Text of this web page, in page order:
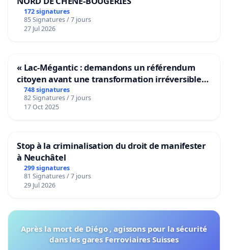
172 signatures
85 Signatures / 7 jours
27 Jul 2026
« Lac-Mégantic : demandons un référendum
citoyen avant une transformation irréversible
de notre territoire »
748 signatures
82 Signatures / 7 jours
17 Oct 2025
Stop à la criminalisation du droit de manifester
à Neuchâtel
299 signatures
81 Signatures / 7 jours
29 Jul 2026
Après la mort de Diégo , agissons pour la sécurité
dans les gares Ferroviaires Suisses